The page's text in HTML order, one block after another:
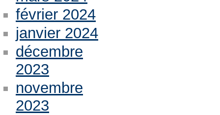
février 2024
janvier 2024
décembre
2023
novembre
2023